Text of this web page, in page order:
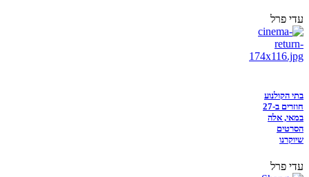
עדי פרל
בתי הקולנוע
חוזרים ב-27
במאי, אלה
הסרטים
שיוקרנו
עדי פרל